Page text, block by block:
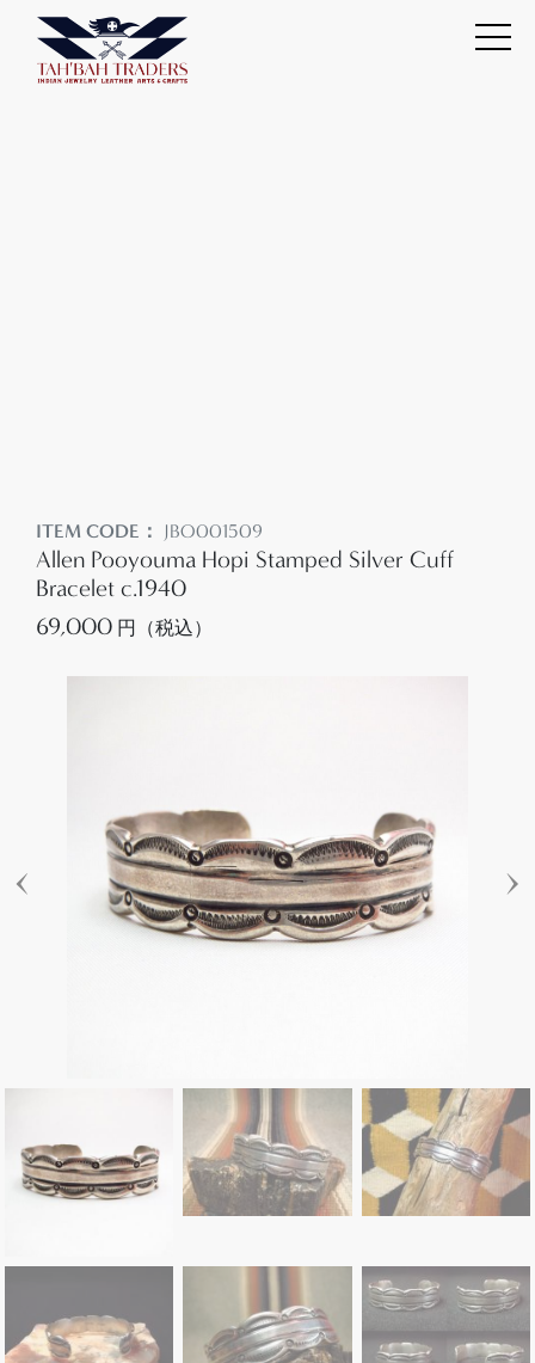
ITEM CODE： JBO001509
Allen Pooyouma Hopi Stamped Silver Cuff
Bracelet c.1940
69,000 円（税込）
‹ ›